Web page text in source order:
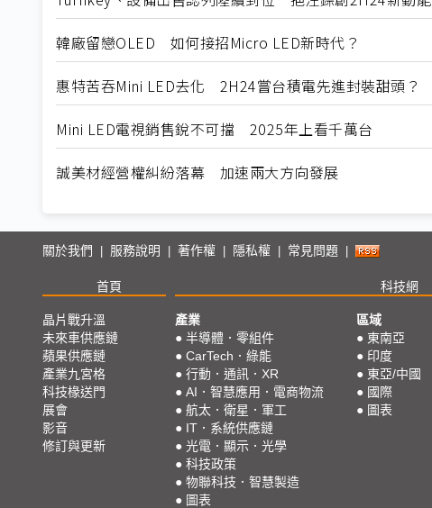
韓廠留戀OLED 如何接招Micro LED新時代？
惠特苦吞Mini LED去化 2H24嘗台積電先進封裝甜頭？
Mini LED電視銷售銳不可擋 2025年上看千萬台
誠美材經營權糾紛落幕 加速兩大方向發展
關於我們 服務說明 著作權 隱私權 常見問題
首頁 科技網
晶片戰升溫
未來車供應鏈
蘋果供應鏈
產業九宮格
科技椽送門
展會
影音
修訂與更新
產業
● 半導體．零組件
● CarTech．綠能
● 行動．通訊．XR
● AI．智慧應用．電商物流
● 航太．衛星．軍工
● IT．系統供應鏈
● 光電．顯示．光學
● 科技政策
● 物聯科技．智慧製造
● 圖表
區域
● 東南亞
● 印度
● 東亞/中國
● 國際
● 圖表